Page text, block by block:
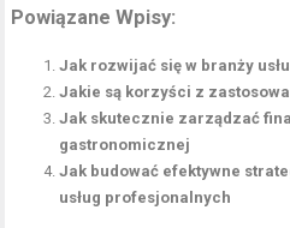
Powiązane Wpisy:
Jak rozwijać się w branży
Jakie są korzyści z
Jak skutecznie zarządzać
gastronomicznej
Jak budować efektywne
usług profesjonalnych